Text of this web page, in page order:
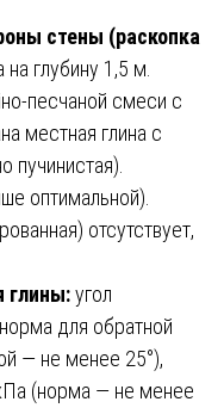
стены (раскопка
глубину 1,5 м.
песчаной смеси с
местная глина с
пучинистая).
оптимальной).
отсутствует,
глины:угол
для обратной
— не менее 25°),
(норма — не менее